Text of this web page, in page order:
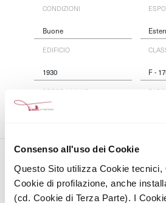
Consenso all'uso dei Cookie
Questo Sito utilizza Cookie tecnici,
Cookie di profilazione, anche
(cd. Cookie di Terza Parte). I
CONDIZIONI
Buone
EDIFICIO
1930 F -
SPESE ANNUE
€4.900
Servizi
RISCALDAMENTO TIPO